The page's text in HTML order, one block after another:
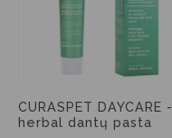
CURASPET DAYCARE -
herbal dantų pasta